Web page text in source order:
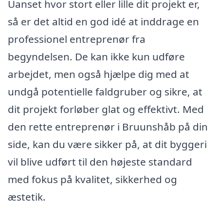
Uanset hvor stort eller lille dit projekt er,
så er det altid en god idé at inddrage en
professionel entreprenør fra
begyndelsen. De kan ikke kun udføre
arbejdet, men også hjælpe dig med at
undgå potentielle faldgruber og sikre, at
dit projekt forløber glat og effektivt. Med
den rette entreprenør i Bruunshåb på din
side, kan du være sikker på, at dit byggeri
vil blive udført til den højeste standard
med fokus på kvalitet, sikkerhed og
æstetik.